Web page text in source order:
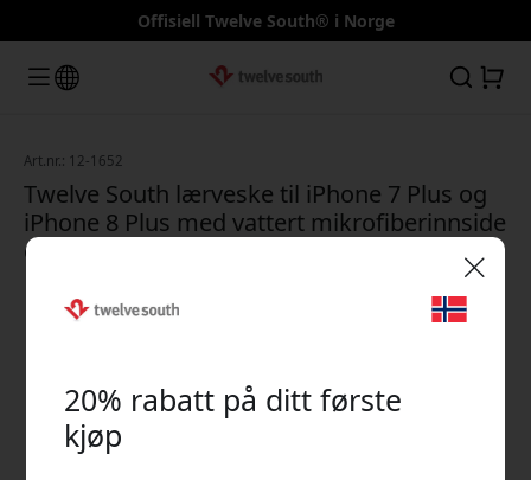
Offisiell Twelve South® i Norge
Art.nr.: 12-1652
Twelve South lærveske til iPhone 7 Plus og
iPhone 8 Plus med vattert mikrofiberinnside
og håndbrente kanter - Marsala Marsala
20% rabatt på ditt første
kjøp
🎉 Din rabattkode: